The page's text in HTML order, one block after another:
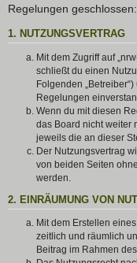
Regelungen geschlossen:
1. NUTZUNGSVERTRAG
Mit dem Zugriff auf
schließt du einen
Folgenden
Regelungen
Wenn du mit diesen
das Board nicht weiter
jeweils die an dieser
Der Nutzungsvertrag
von beiden Seiten
werden.
2. EINRÄUMUNG VON
Mit dem Erstellen
zeitlich und räumlich
Beitrag im Rahmen